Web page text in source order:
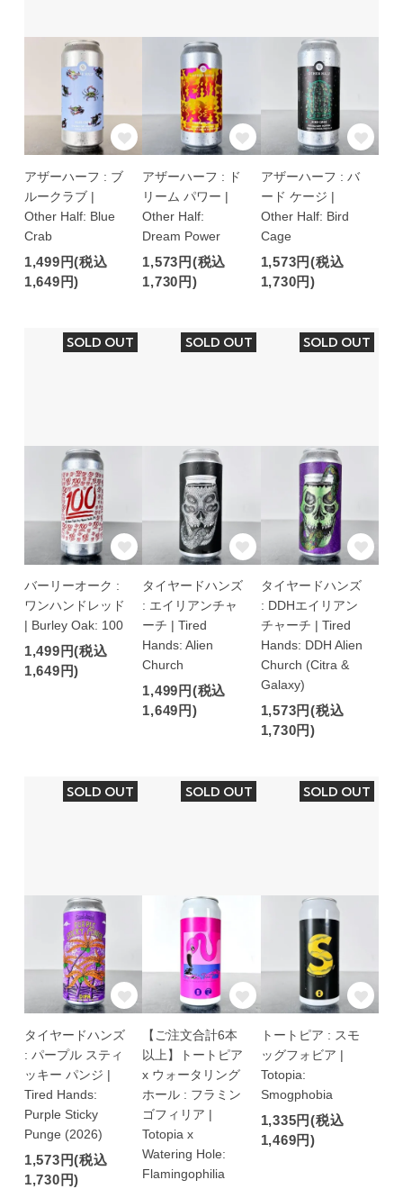
アザーハーフ : ブ
ルークラブ |
Other Half: Blue
Crab
1,499円(税込
1,649円)
アザーハーフ : ド
リーム パワー |
Other Half:
Dream Power
1,573円(税込
1,730円)
アザーハーフ : バ
ード ケージ |
Other Half: Bird
Cage
1,573円(税込
1,730円)
SOLD OUT
バーリーオーク :
ワンハンドレッド
| Burley Oak: 100
1,499円(税込
1,649円)
SOLD OUT
タイヤードハンズ
: エイリアンチャ
ーチ | Tired
Hands: Alien
Church
1,499円(税込
1,649円)
SOLD OUT
タイヤードハンズ
: DDHエイリアン
チャーチ | Tired
Hands: DDH Alien
Church (Citra &
Galaxy)
1,573円(税込
1,730円)
SOLD OUT
タイヤードハンズ
: パープル スティ
ッキー パンジ |
Tired Hands:
Purple Sticky
Punge (2026)
1,573円(税込
1,730円)
SOLD OUT
【ご注文合計6本
以上】トートピア
x ウォータリング
ホール : フラミン
ゴフィリア |
Totopia x
Watering Hole:
Flamingophilia
SOLD OUT
トートピア : スモ
ッグフォビア |
Totopia:
Smogphobia
1,335円(税込
1,469円)